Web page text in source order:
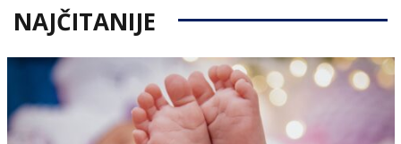
NAJČITANIJE